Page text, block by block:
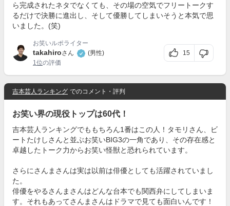
ら完成されたネタでなくても、その場の空気でフリートークす
るだけで決勝に進出し、そして優勝してしまいそうと本気で思
いました。(笑)
お笑いルポライター
takahiroさん
(男性)
1位の評価
15
吉本芸人ランキング でのコメント・評判
お笑い界の現役トップは60代！
吉本芸人ランキングでももちろん1番はこの人！タモリさん、ビ
ートたけしさんと並ぶお笑いBIG3の一角であり、その存在感と
卓越したトーク力からお笑い怪獣と恐れられています。
さらにさんまさんは実は以前は俳優としても活躍されていまし
た。
俳優をやるさんまさんはどんな台本でも関西弁にしてしまいま
す。それもあってさんまさんはドラマで見ても面白いんです！